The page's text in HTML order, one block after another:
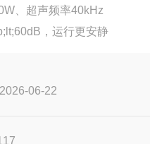
能器超声功率50W、超声频率40kHz
，运行更安静
2026-06-22